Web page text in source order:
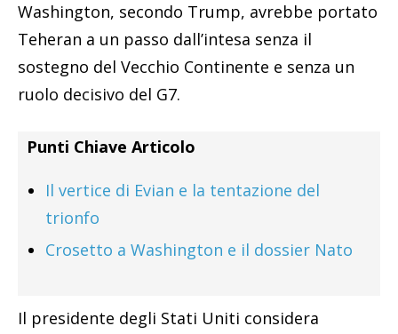
Washington, secondo Trump, avrebbe portato
Teheran a un passo dall’intesa senza il
sostegno del Vecchio Continente e senza un
ruolo decisivo del G7.
Punti Chiave Articolo
Il vertice di Evian e la tentazione del
trionfo
Crosetto a Washington e il dossier Nato
Il presidente degli Stati Uniti considera